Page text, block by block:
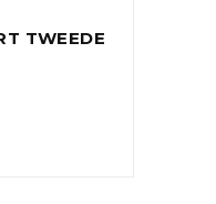
TWEEDE